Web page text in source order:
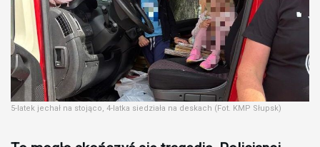
5-latek jechał na stojąco, 4-latka siedziała na deskach (Fot. KMP Słupsk)